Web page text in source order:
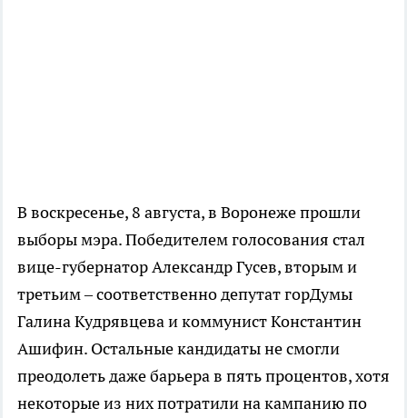
В воскресенье, 8 августа, в Воронеже прошли
выборы мэра. Победителем голосования стал
вице-губернатор Александр Гусев, вторым и
третьим – соответственно депутат горДумы
Галина Кудрявцева и коммунист Константин
Ашифин. Остальные кандидаты не смогли
преодолеть даже барьера в пять процентов, хотя
некоторые из них потратили на кампанию по